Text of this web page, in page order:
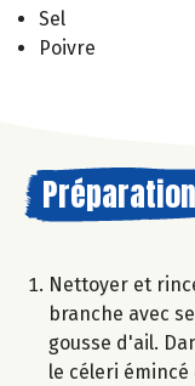
Sel
Poivre
Préparation
Nettoyer et
branche avec
gousse d'ail.
le céleri émincé